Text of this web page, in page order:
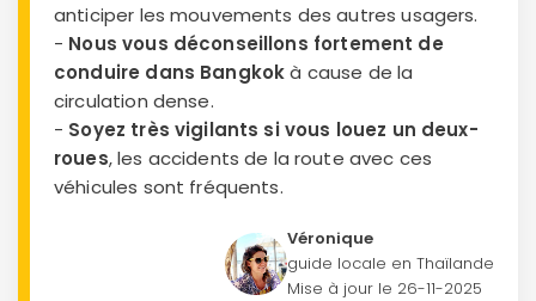
anticiper les mouvements des autres usagers.
- Nous vous déconseillons fortement de
conduire dans Bangkokà cause de la
circulation dense.
- Soyez très vigilants si vous louez un deux-
roues, les accidents de la route avec ces
véhicules sont fréquents.
Véronique
guide locale en Thaïlande
Mise à jour le 26-11-2025